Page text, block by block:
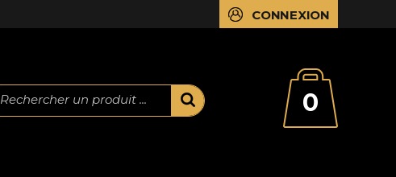
CONNEXION
Rechercher un produit ... 0